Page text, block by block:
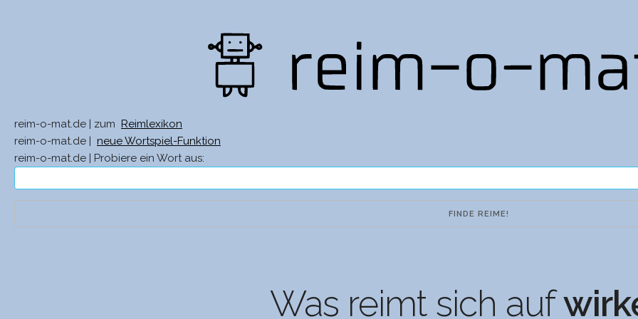
reim-o-mat.de | zum
Reimlexikon
reim-o-mat.de |
neue Wortspiel-Funktion
reim-o-mat.de | Probiere ein Wort aus:
Was reimt sich auf